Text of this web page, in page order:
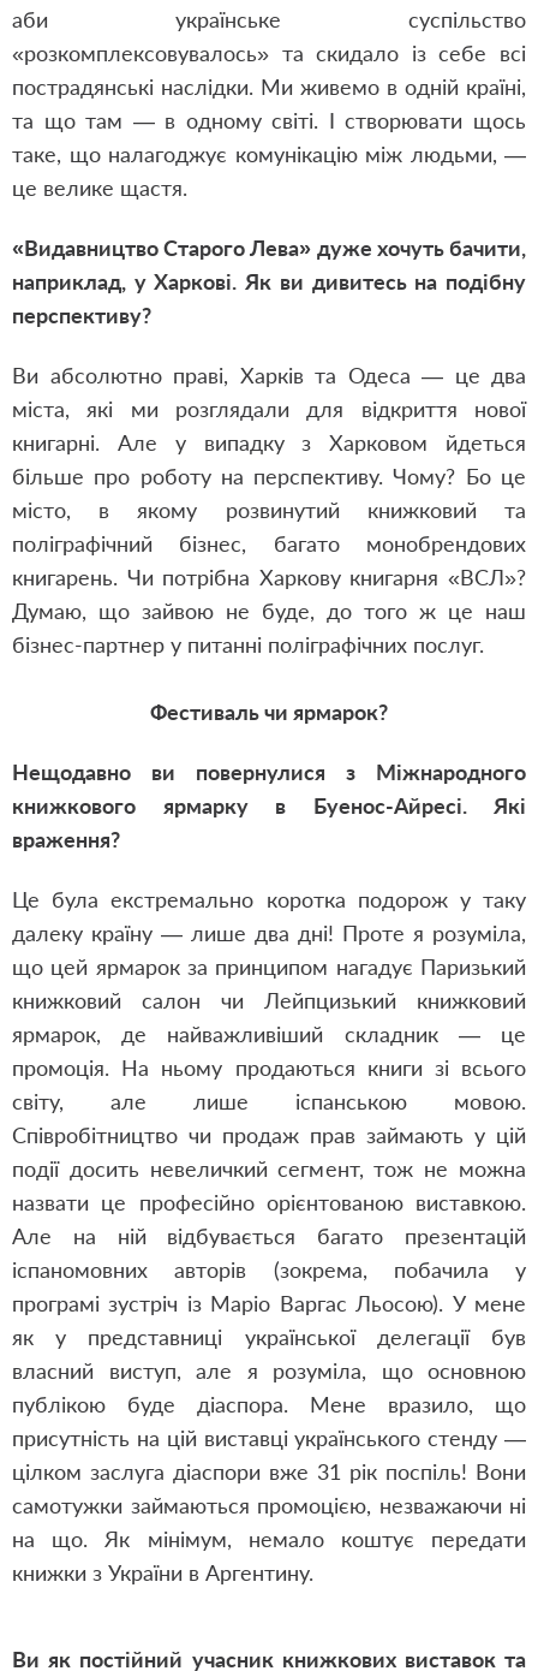
аби українське суспільство
«розкомплексовувалось» та скидало із себе всі
пострадянські наслідки. Ми живемо в одній країні,
та що там — в одному світі. І створювати щось
таке, що налагоджує комунікацію між людьми, —
це велике щастя.
«Видавництво Старого Лева» дуже хочуть бачити,
наприклад, у Харкові. Як ви дивитесь на подібну
перспективу?
Ви абсолютно праві, Харків та Одеса — це два
міста, які ми розглядали для відкриття нової
книгарні. Але у випадку з Харковом йдеться
більше про роботу на перспективу. Чому? Бо це
місто, в якому розвинутий книжковий та
поліграфічний бізнес, багато монобрендових
книгарень. Чи потрібна Харкову книгарня «ВСЛ»?
Думаю, що зайвою не буде, до того ж це наш
бізнес-партнер у питанні поліграфічних послуг.
Фестиваль чи ярмарок?
Нещодавно ви повернулися з Міжнародного
книжкового ярмарку в Буенос-Айресі. Які
враження?
Це була екстремально коротка подорож у таку
далеку країну — лише два дні! Проте я розуміла,
що цей ярмарок за принципом нагадує Паризький
книжковий салон чи Лейпцизький книжковий
ярмарок, де найважливіший складник — це
промоція. На ньому продаються книги зі всього
світу, але лише іспанською мовою.
Співробітництво чи продаж прав займають у цій
події досить невеличкий сегмент, тож не можна
назвати це професійно орієнтованою виставкою.
Але на ній відбувається багато презентацій
іспаномовних авторів (зокрема, побачила у
програмі зустріч із Маріо Варгас Льосою). У мене
як у представниці української делегації був
власний виступ, але я розуміла, що основною
публікою буде діаспора. Мене вразило, що
присутність на цій виставці українського стенду —
цілком заслуга діаспори вже 31 рік поспіль! Вони
самотужки займаються промоцією, незважаючи ні
на що. Як мінімум, немало коштує передати
книжки з України в Аргентину.
Ви як постійний учасник книжкових виставок та